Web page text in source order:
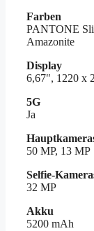
Farben
PANTONE
Amazonite
Display
6,67", 1220 x
5G
Ja
50 MP, 13 MP
Selfie-
32 MP
Akku
5200 mAh